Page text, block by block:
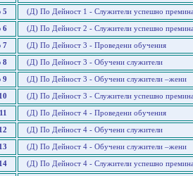
5 (Д) По Дейност 1 - Служители успешно
6 (Д) По Дейност 2 - Служители успешно
7 (Д) По Дейност 3 - Проведени обучения
8 (Д) По Дейност 3 - Обучени служители
9 (Д) По Дейност 3 - Обучени служители –жени
(Д) По Дейност 3 - Служители успешно
(Д) По Дейност 4 - Проведени обучения
(Д) По Дейност 4 - Обучени служители
(Д) По Дейност 4 - Обучени служители –жени
(Д) По Дейност 4 - Служители успешно